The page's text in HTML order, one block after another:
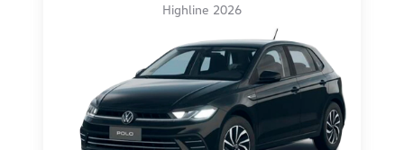
Highline 2026